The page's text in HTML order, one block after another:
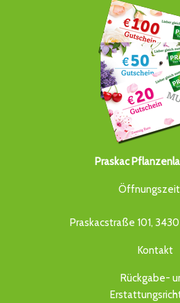
Praskac
Praskacstraße 101,
Kontakt
Rückgabe-